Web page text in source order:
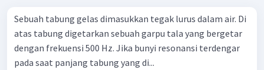
Sebuah tabung gelas dimasukkan tegak lurus dalam air. Di
atas tabung digetarkan sebuah garpu tala yang bergetar
dengan frekuensi 500 Hz. Jika bunyi resonansi terdengar
pada saat panjang tabung yang di...